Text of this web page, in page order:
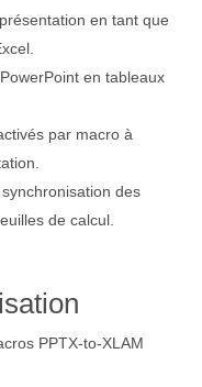
en tant que
en tableaux
par macro à
des
de calcul.
PPTX-to-XLAM